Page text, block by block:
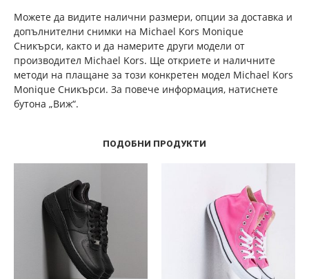
Можете да видите налични размери, опции за доставка и
допълнителни снимки на Michael Kors Monique
Сникърси, както и да намерите други модели от
производител Michael Kors. Ще откриете и наличните
методи на плащане за този конкретен модел Michael Kors
Monique Сникърси. За повече информация, натиснете
бутона „Виж“.
ПОДОБНИ ПРОДУКТИ